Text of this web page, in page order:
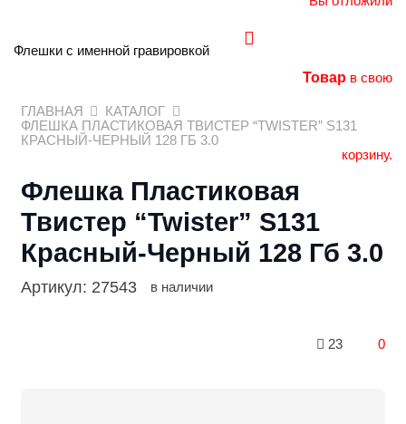
Флешки с именной гравировкой
Товарв свою
корзину.
ГЛАВНАЯ
КАТАЛОГ
ФЛЕШКА ПЛАСТИКОВАЯ ТВИСТЕР “TWISTER” S131
КРАСНЫЙ-ЧЕРНЫЙ 128 ГБ 3.0
Флешка Пластиковая
Твистер “Twister” S131
Красный-Черный 128 Гб 3.0
Артикул: 27543 в наличии
23 0